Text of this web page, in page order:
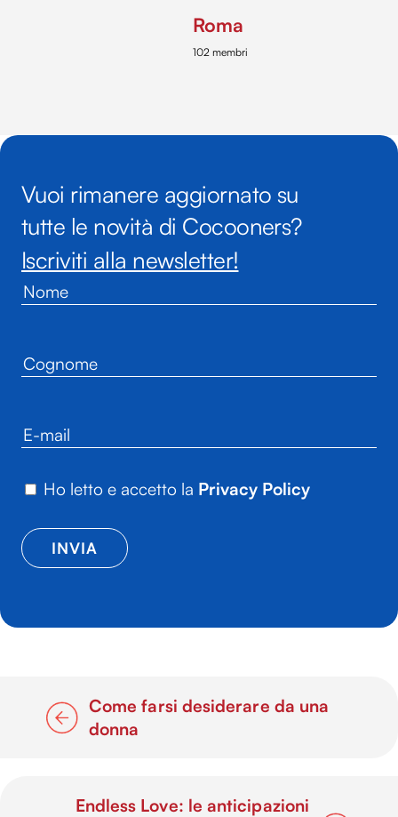
Roma
102 membri
Vuoi rimanere aggiornato su
tutte le novità di Cocooners?
Iscriviti alla newsletter!
Ho letto e accetto la Privacy Policy
Come farsi desiderare da una
donna
Endless Love: le anticipazioni